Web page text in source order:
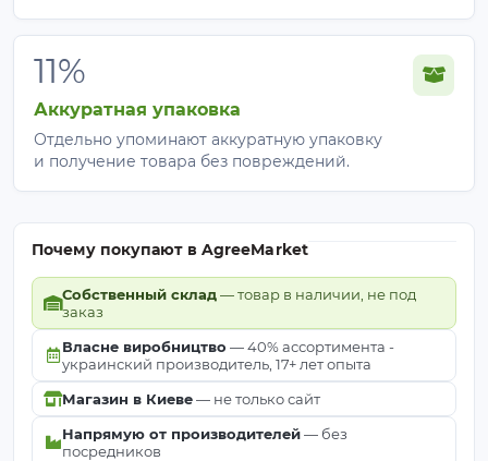
11%
Аккуратная упаковка
Отдельно упоминают аккуратную упаковку
и получение товара без повреждений.
Почему покупают в AgreeMarket
Собственный склад— товар в наличии, не под
заказ
Власне виробництво — 40% ассортимента -
украинский производитель, 17+ лет опыта
Магазин в Киеве— не только сайт
Напрямую от производителей— без
посредников